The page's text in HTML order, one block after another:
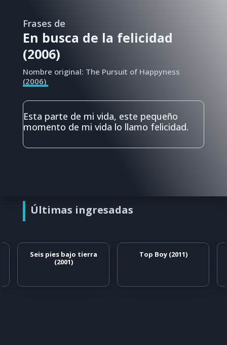
Frases de
En busca de la felicidad
(2006)
Nombre original: The Pursuit of Happyness
(2006)
Esta parte de mi vida, este pequeño
momento de mi vida lo llamo felicidad.
Últimas ingresadas
Seis pies bajo tierra
(2001)
Top Boy (2011)